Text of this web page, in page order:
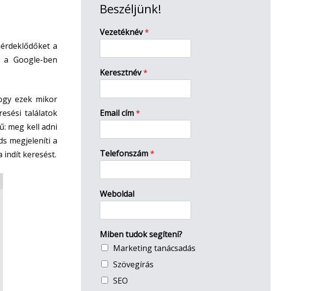
a
Google-ben
ezek mikor
találatok
meg kell adni
megjeleníti a
indít keresést.
Beszéljünk!
Vezetéknév*
Keresztnév*
Email cím*
Telefonszám*
Weboldal
Miben tudok segíteni?
Marketing tanácsadás
Szövegírás
SEO